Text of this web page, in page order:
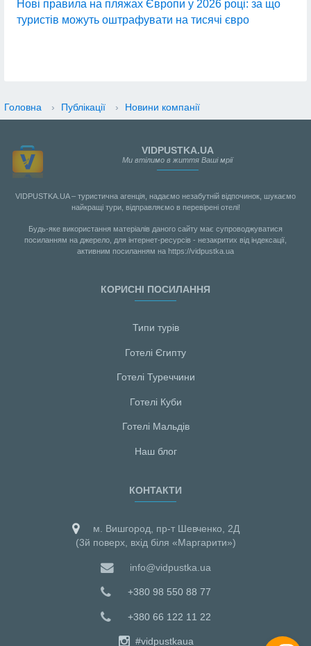
Нові правила на пляжах Європи у 2026 році: за що
туристів можуть оштрафувати на тисячі євро
Головна › Публікації › Новини компанії
VIDPUSTKA.UA
Ми втілимо в життя Ваші мрії
VIDPUSTKA.UA – туристична агенція, надаємо незабутній відпочинок, шукаємо
найкращі тури, відправляємо в перевірені отелі!
Будь-яке використання матеріалів даного сайту має супроводжуватися
посиланням на джерело, для інтернет-ресурсів - незакритих від індексації,
активним посиланням на https://vidpustka.ua
КОРИСНІ ПОСИЛАННЯ
Типи турів
Готелі Єгипту
Готелі Туреччини
Готелі Куби
Готелі Мальдiв
Наш блог
КОНТАКТИ
м. Вишгород, пр-т Шевченко, 2Д
(3й поверх, вхід біля «Маргарити»)
info@vidpustka.ua
+380 98 550 88 77
+380 66 122 11 22
#vidpustkaua